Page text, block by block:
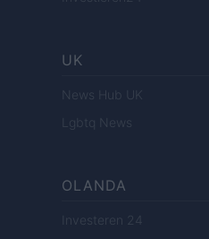
UK
News Hub UK
Lgbtq News
OLANDA
Investeren 24